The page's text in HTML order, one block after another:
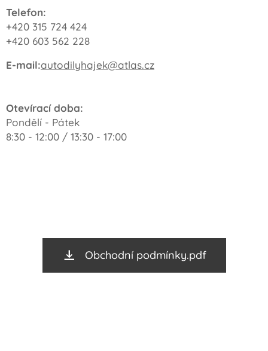
Telefon:
+420 315 724 424
+420 603 562 228
E-mail:autodilyhajek@atlas.cz
Otevírací doba:
Pondělí - Pátek
8:30 - 12:00 / 13:30 - 17:00
Obchodní podmínky.pdf